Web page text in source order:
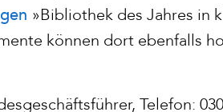
»Bibliothek des Jahres in
können dort ebenfalls
Telefon: